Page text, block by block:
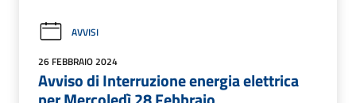
AVVISI
26 FEBBRAIO 2024
Avviso di Interruzione energia elettrica